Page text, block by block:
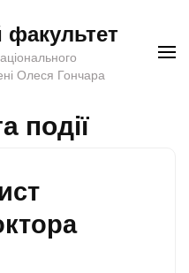
факультет
Олеся Гончара
події